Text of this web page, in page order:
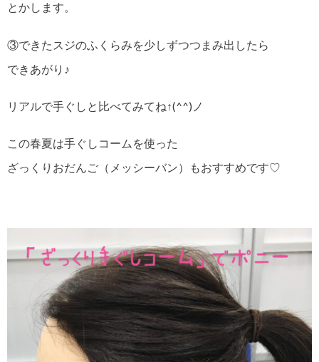
とかします。
③できたスジのふくらみを少しずつつまみ出したら
できあがり♪
リアルで手ぐしと比べてみてね↑(^^)ノ
この春夏は手ぐしコームを使った
ざっくりおだんご（メッシーバン）もおすすめです♡